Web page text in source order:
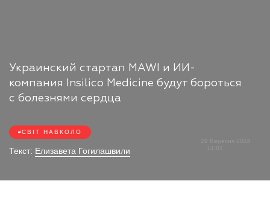
Украинский стартап MAWI и ИИ-
компания Insilico Medicine будут бороться
с болезнями сердца
СВІТ НАВКОЛО
Текст: Елизавета Гогилашвили
29 Вересня 2018